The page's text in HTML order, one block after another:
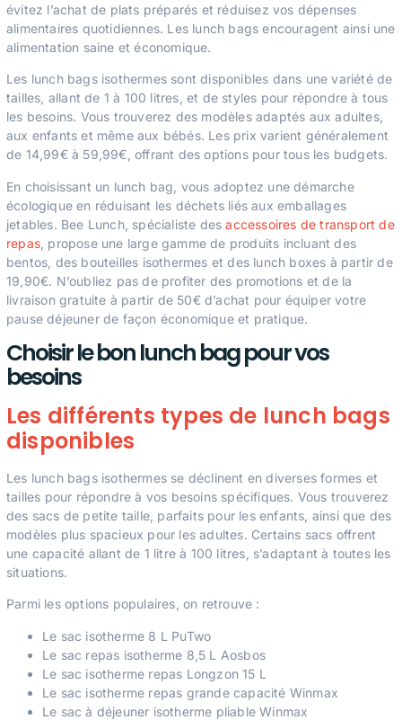
évitez l’achat de plats préparés et réduisez vos dépenses
alimentaires quotidiennes. Les lunch bags encouragent ainsi une
alimentation saine et économique.
Les lunch bags isothermes sont disponibles dans une variété de
tailles, allant de 1 à 100 litres, et de styles pour répondre à tous
les besoins. Vous trouverez des modèles adaptés aux adultes,
aux enfants et même aux bébés. Les prix varient généralement
de 14,99€ à 59,99€, offrant des options pour tous les budgets.
En choisissant un lunch bag, vous adoptez une démarche
écologique en réduisant les déchets liés aux emballages
jetables. Bee Lunch, spécialiste desaccessoires de transport de
repas , propose une large gamme de produits incluant des
bentos, des bouteilles isothermes et des lunch boxes à partir de
19,90€. N’oubliez pas de profiter des promotions et de la
livraison gratuite à partir de 50€ d’achat pour équiper votre
pause déjeuner de façon économique et pratique.
Choisir le bon lunch bag pour vos
besoins
Les différents types de lunch bags
disponibles
Les lunch bags isothermes se déclinent en diverses formes et
tailles pour répondre à vos besoins spécifiques. Vous trouverez
des sacs de petite taille, parfaits pour les enfants, ainsi que des
modèles plus spacieux pour les adultes. Certains sacs offrent
une capacité allant de 1 litre à 100 litres, s’adaptant à toutes les
situations.
Parmi les options populaires, on retrouve :
Le sac isotherme 8 L PuTwo
Le sac repas isotherme 8,5 L Aosbos
Le sac isotherme repas Longzon 15 L
Le sac isotherme repas grande capacité Winmax
Le sac à déjeuner isotherme pliable Winmax